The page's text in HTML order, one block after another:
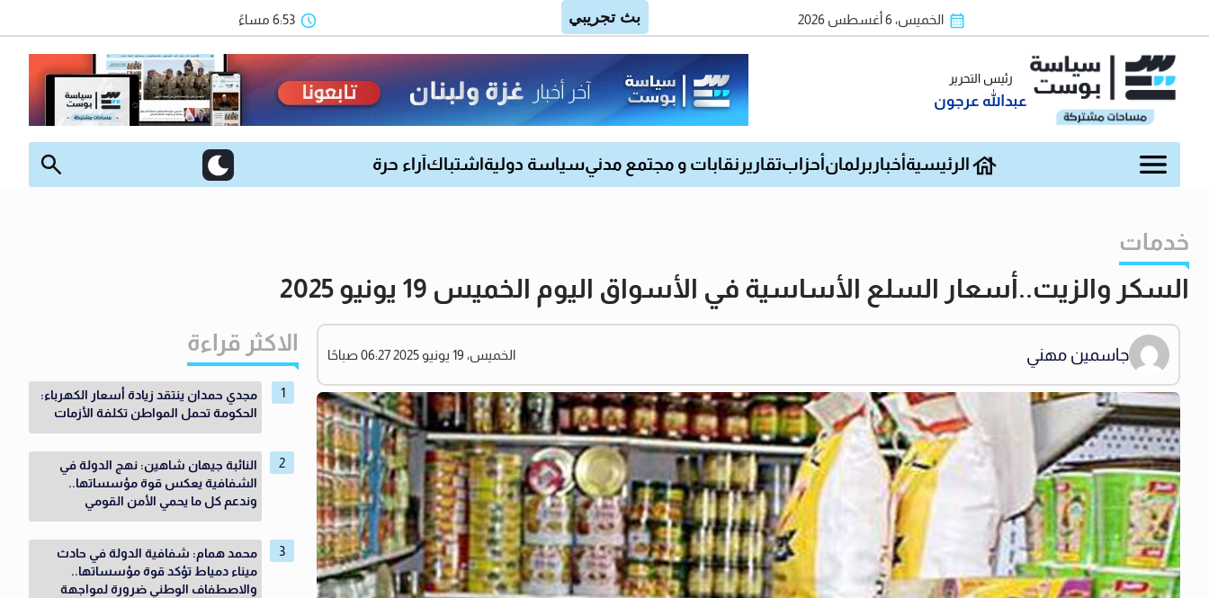
الخميس، 6 أغسطس 2026 6:53 مساءً
رئيس التحرير
عبدالله عرجون
الرئيسية أخبار برلمان أحزابتقارير نقابات و مجتمع مدنيسياسة دولية اشتباك آراء حرة
خدمات
السكر والزيت..أسعار السلع الأساسية في الأسواق اليوم الخميس 19 يونيو 2025
جاسمين مهني الخميس، 19 يونيو 2025 06:27 صباحًا الاكثر قراءة
مجدي حمدان ينتقد زيادة أسعار الكهرباء:
الحكومة تحمل المواطن تكلفة الأزمات
النائبة جيهان شاهين: نهج الدولة في
الشفافية يعكس قوة مؤسساتها..
وندعم كل ما يحمي الأمن القومي
محمد همام: شفافية الدولة في حادث
ميناء دمياط تؤكد قوة مؤسساتها..
والاصطفاف الوطني ضرورة لمواجهة